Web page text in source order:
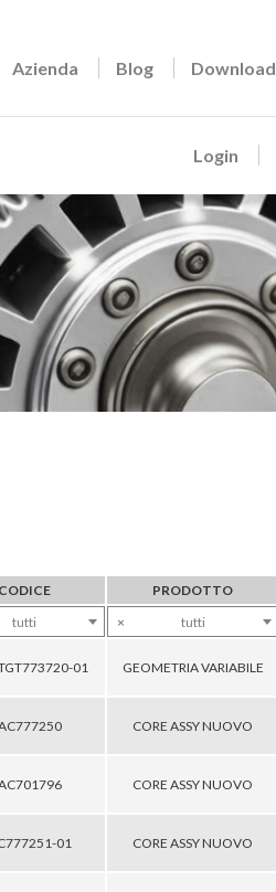
Azienda Blog Download
Login
CODICE PRODOTTO
tutti × tutti
01 GEOMETRIA VARIABILE
CORE ASSY NUOVO
CORE ASSY NUOVO
01 CORE ASSY NUOVO